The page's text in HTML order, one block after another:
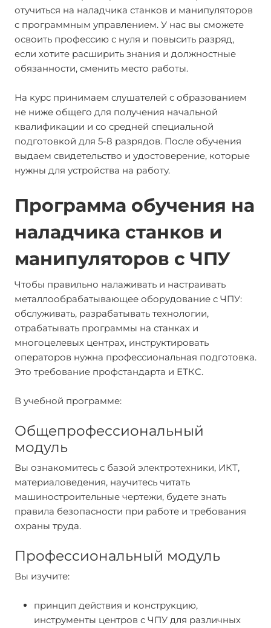
отучиться на наладчика станков и манипуляторов
с программным управлением. У нас вы сможете
освоить профессию с нуля и повысить разряд,
если хотите расширить знания и должностные
обязанности, сменить место работы.
На курс принимаем слушателей с образованием
не ниже общего для получения начальной
квалификации и со средней специальной
подготовкой для 5-8 разрядов. После обучения
выдаем свидетельство и удостоверение, которые
нужны для устройства на работу.
Программа обучения на
наладчика станков и
манипуляторов с ЧПУ
Чтобы правильно налаживать и настраивать
металлообрабатывающее оборудование с ЧПУ:
обслуживать, разрабатывать технологии,
отрабатывать программы на станках и
многоцелевых центрах, инструктировать
операторов нужна профессиональная подготовка.
Это требование профстандарта и ЕТКС.
В учебной программе:
Общепрофессиональный
модуль
Вы ознакомитесь с базой электротехники, ИКТ,
материаловедения, научитесь читать
машиностроительные чертежи, будете знать
правила безопасности при работе и требования
охраны труда.
Профессиональный модуль
Вы изучите:
принцип действия и конструкцию,
инструменты центров с ЧПУ для различных